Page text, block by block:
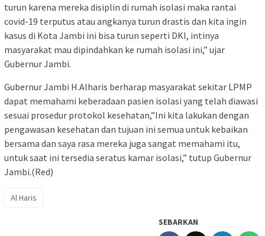
turun karena mereka disiplin di rumah isolasi maka rantai
covid-19 terputus atau angkanya turun drastis dan kita ingin
kasus di Kota Jambi ini bisa turun seperti DKI, intinya
masyarakat mau dipindahkan ke rumah isolasi ini,” ujar
Gubernur Jambi.
Gubernur Jambi H.Alharis berharap masyarakat sekitar LPMP
dapat memahami keberadaan pasien isolasi yang telah diawasi
sesuai prosedur protokol kesehatan,”Ini kita lakukan dengan
pengawasan kesehatan dan tujuan ini semua untuk kebaikan
bersama dan saya rasa mereka juga sangat memahami itu,
untuk saat ini tersedia seratus kamar isolasi,” tutup Gubernur
Jambi.(Red)
Al Haris
SEBARKAN